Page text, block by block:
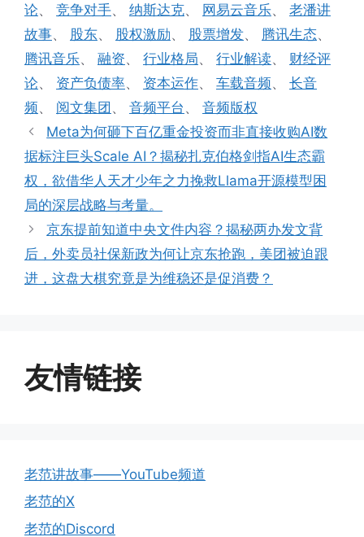
论、 竞争对手、 纳斯达克、 网易云音乐、 老潘讲
故事、 股东、 股权激励、 股票增发、 腾讯生态、
腾讯音乐、 融资、 行业格局、 行业解读、 财经评
论、 资产负债率、 资本运作、 车载音频、 长音
频、 阅文集团 、 音频平台 、 音频版权
Meta为何砸下百亿重金投资而非直接收购AI数
据标注巨头Scale AI？揭秘扎克伯格剑指AI生态霸
权，欲借华人天才少年之力挽救Llama开源模型困
局的深层战略与考量。
京东提前知道中央文件内容？揭秘两办发文背
后，外卖员社保新政为何让京东抢跑，美团被迫跟
进，这盘大棋究竟是为维稳还是促消费？
友情链接
老范讲故事——YouTube频道
老范的X
老范的Discord